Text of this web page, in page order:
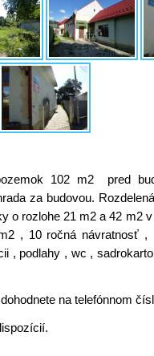
102 m2 pred
za budovou.
o rozlohe 21 m2 a 42 m2
, 10 ročná návratnosť ,
, podlahy , wc ,
na telefónnom